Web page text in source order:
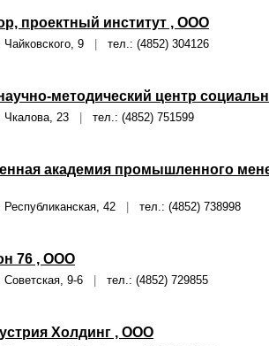
проектный институт , ООО
9 тел.: (4852) 304126
методический центр
Чкалова, 23 тел.: (4852) 751599
академия промышленного
42 тел.: (4852) 738998
76 , ООО
9-6 тел.: (4852) 729855
Холдинг , ООО